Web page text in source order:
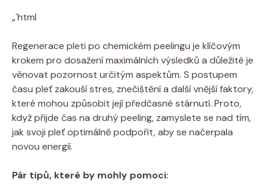
„`html
Regenerace pleti​ po chemickém peelingu je ‌klíčovým​
krokem pro ⁤dosažení maximálních výsledků a ⁤důležité je​
věnovat pozornost určitým aspektům. S‌ postupem
času pleť zakouší stres, znečištění a⁤ další vnější faktory,
které​ mohou​ způsobit její předčasné stárnutí. ​Proto, ​
když přijde čas na druhý peeling, zamyslete se nad ‌tím,
jak‍ svoji pleť optimálně podpořit, aby⁣ se načerpala
novou energií.
Pár tipů, které by mohly pomoci: